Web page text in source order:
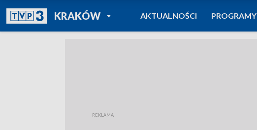
KRAKÓWPOWRÓT DO
TVP REGIONY
AKTUALNOŚCI PROGRAMY